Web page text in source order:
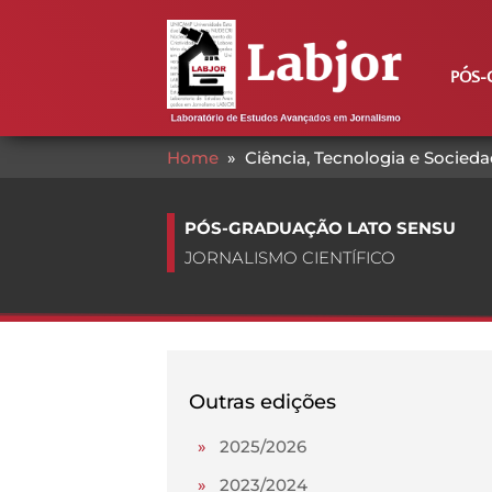
PÓS-
Home » Ciência, Tecnologia e
PÓS-GRADUAÇÃO LATO SENSU
JORNALISMO CIENTÍFICO
Outras edições
» 2025/2026
» 2023/2024